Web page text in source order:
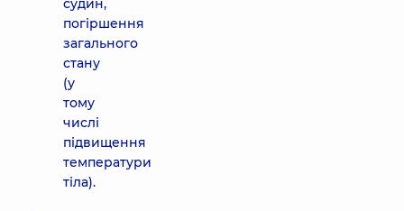
судин,
погіршення
загального
стану
(у
тому
числі
підвищення
температури
тіла).